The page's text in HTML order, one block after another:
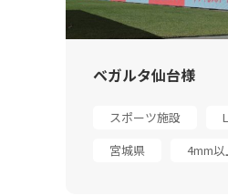
ベガルタ仙台様
スポーツ施設
宮城県
4mm